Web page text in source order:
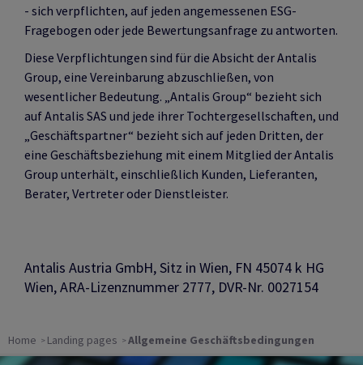
- sich verpflichten, auf jeden angemessenen ESG-
Fragebogen oder jede Bewertungsanfrage zu antworten.
Diese Verpflichtungen sind für die Absicht der Antalis
Group, eine Vereinbarung abzuschließen, von
wesentlicher Bedeutung. „Antalis Group“ bezieht sich
auf Antalis SAS und jede ihrer Tochtergesellschaften, und
„Geschäftspartner“ bezieht sich auf jeden Dritten, der
eine Geschäftsbeziehung mit einem Mitglied der Antalis
Group unterhält, einschließlich Kunden, Lieferanten,
Berater, Vertreter oder Dienstleister.
Antalis Austria GmbH, Sitz in Wien, FN 45074 k HG
Wien, ARA-Lizenznummer 2777, DVR-Nr. 0027154
Home Landing pages Allgemeine Geschäftsbedingungen